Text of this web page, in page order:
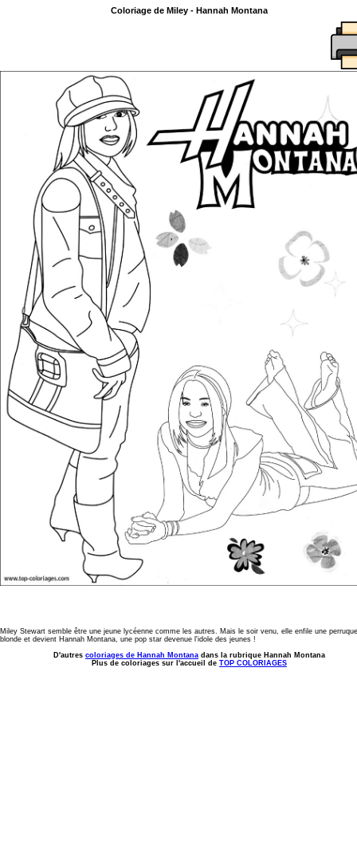
Coloriage de Miley - Hannah Montana
Miley Stewart semble être une jeune lycéenne comme les autres. Mais le soir venu, elle enfile une perruque
blonde et devient Hannah Montana, une pop star devenue l'idole des jeunes !
D'autres coloriages de Hannah Montana dans la rubrique Hannah Montana
Plus de coloriages sur l'accueil de TOP COLORIAGES